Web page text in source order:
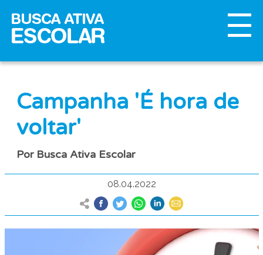
Campanha 'É hora de
voltar'
Por Busca Ativa Escolar
08.04.2022